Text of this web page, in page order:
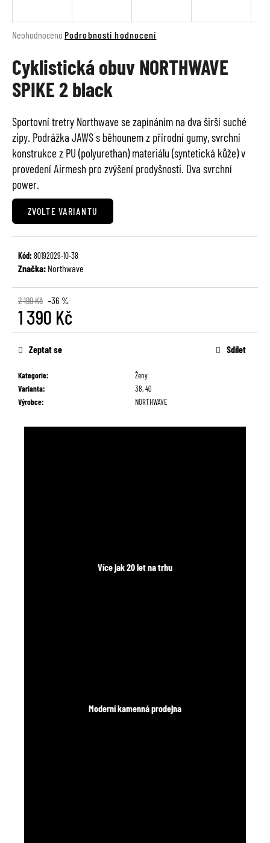
Průměrné
produktu
je
0,0
z
hvězdiček.
Neohodnoceno Podrobnosti hodnocení
Cyklistická obuv NORTHWAVE
SPIKE 2 black
Sportovní tretry Northwave se zapínáním na dva širší suché
zipy. Podrážka JAWS s běhounem z přírodní gumy, svrchní
konstrukce z PU (polyurethan) materiálu (syntetická kůže) v
provedení Airmesh pro zvýšení prodyšnosti. Dva svrchní
power.
ZVOLTE VARIANTU
Kód:80192029-10-38
Značka: Northwave
2 199 Kč –36 %
1 390 Kč
Měrná
cena:
Kategorie:
Ženy
Varianta:
38, 40
Výrobce: NORTHWAVE
Zeptat se Sdílet
Více jak 20 let na trhu
Moderní kamenná prodejna
j
t
?
HLEDAT
D
p
o
u
m